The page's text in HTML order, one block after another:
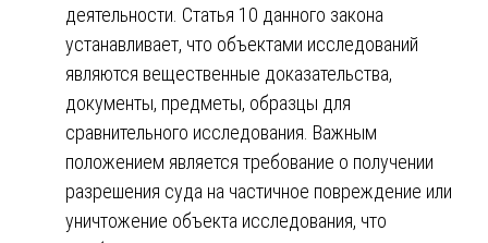
деятельности. Статья 10 данного закона
устанавливает, что объектами исследований
являются вещественные доказательства,
документы, предметы, образцы для
сравнительного исследования. Важным
положением является требование о получении
разрешения суда на частичное повреждение или
уничтожение объекта исследования, что